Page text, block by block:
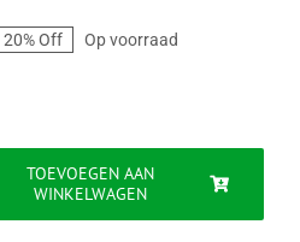
20% Off Op voorraad
TOEVOEGEN AAN
WINKELWAGEN